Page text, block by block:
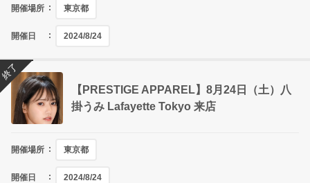
開催場所 東京都
開催日 2024/8/24
【PRESTIGE APPAREL】8月24日（土）八
掛うみ Lafayette Tokyo 来店
開催場所 東京都
開催日 2024/8/24
終了